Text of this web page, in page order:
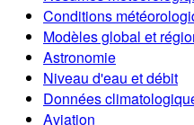
Conditions
Modèles global et
Astronomie
Niveau d'eau et débit
Données
Aviation